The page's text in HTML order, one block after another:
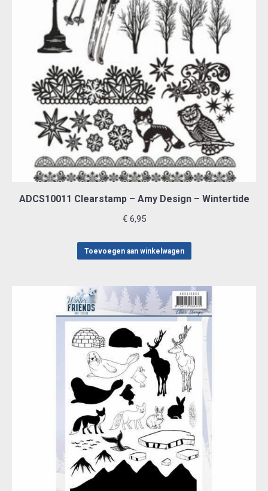
ADCS10011 Clearstamp – Amy Design – Wintertide
€6,95
Toevoegen aan winkelwagen